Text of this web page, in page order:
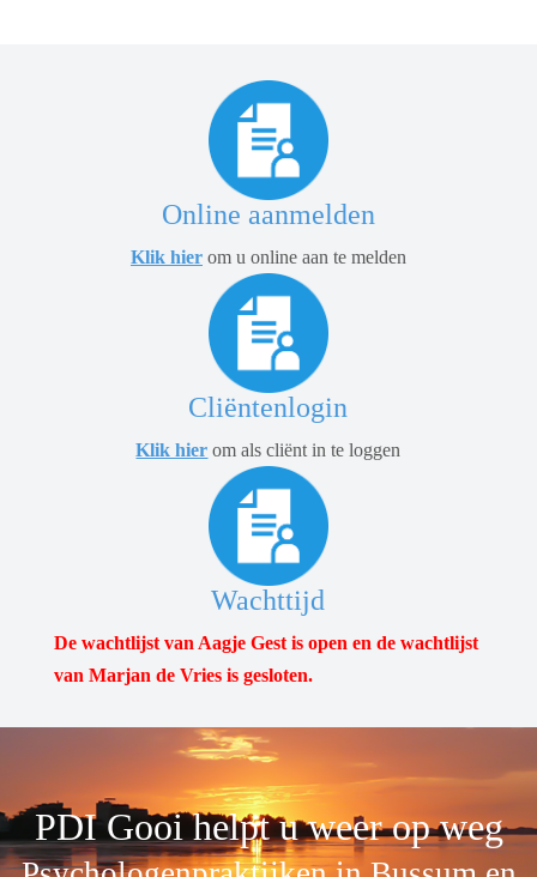
Online aanmelden
Klik hierom u online aan te melden
Cliëntenlogin
Klik hier om als cliënt in te loggen
Wachttijd
De wachtlijst van Aagje Gest is open en de wachtlijst
van Marjan de Vries is gesloten.
PDI Gooi helpt u weer op weg